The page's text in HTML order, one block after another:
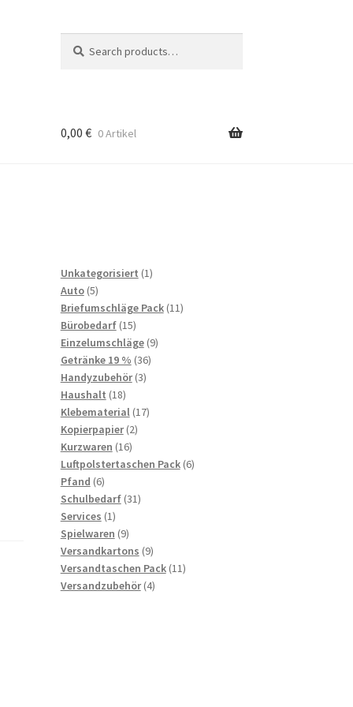
for:
0,00 € 0 Artikel
Unkategorisiert 11
Auto 55
products
Briefumschläge Pack 1111
Bürobedarf 1515
products
Einzelumschläge 99
Getränke 19 % 3636
Handyzubehör 33
Haushalt 1818
products
Klebematerial 1717
Kopierpapier 22
Kurzwaren 1616
products
Luftpolstertaschen Pack 66
Pfand 66
products
Schulbedarf 3131
Services 11
product
Spielwaren 99
products
Versandkartons 99
products
Versandtaschen Pack 1111
Versandzubehör 44